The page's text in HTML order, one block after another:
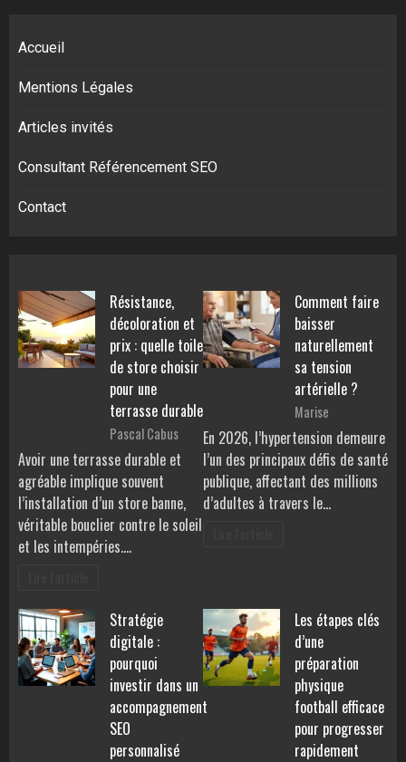
Accueil
Mentions Légales
Articles invités
Consultant Référencement SEO
Contact
Résistance,
décoloration et
prix : quelle toile
de store choisir
pour une
terrasse durable
Pascal Cabus
Avoir une terrasse durable et
agréable implique souvent
l’installation d’un store banne,
véritable bouclier contre le soleil
et les intempéries.…
Comment faire
baisser
naturellement
sa tension
artérielle ?
Marise
En 2026, l’hypertension demeure
l’un des principaux défis de santé
publique, affectant des millions
d’adultes à travers le…
Stratégie
digitale :
pourquoi
investir dans un
accompagnement
SEO
personnalisé
Les étapes clés
d’une
préparation
physique
football efficace
pour progresser
rapidement